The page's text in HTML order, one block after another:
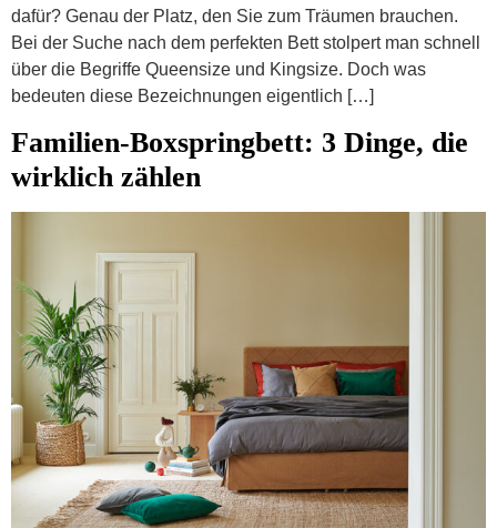
dafür? Genau der Platz, den Sie zum Träumen brauchen.
Bei der Suche nach dem perfekten Bett stolpert man schnell
über die Begriffe Queensize und Kingsize. Doch was
bedeuten diese Bezeichnungen eigentlich […]
Familien-Boxspringbett: 3 Dinge, die
wirklich zählen